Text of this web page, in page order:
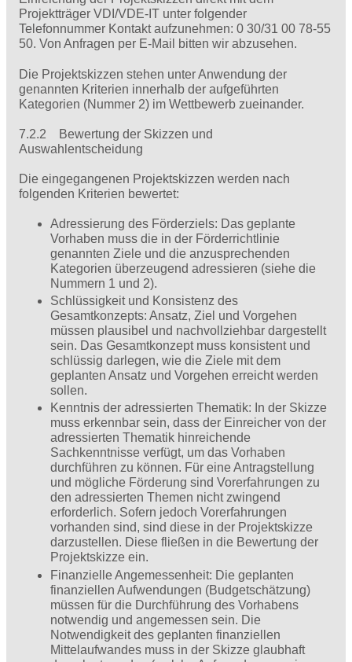
Projektträger VDI/VDE-IT unter folgender
Telefonnummer Kontakt aufzunehmen: 0 30/31 00 78-55
50. Von Anfragen per E-Mail bitten wir abzusehen.
Die Projektskizzen stehen unter Anwendung der
genannten Kriterien innerhalb der aufgeführten
Kategorien (Nummer 2) im Wettbewerb zueinander.
7.2.2 Bewertung der Skizzen und
Auswahlentscheidung
Die eingegangenen Projektskizzen werden nach
folgenden Kriterien bewertet:
Adressierung des Förderziels: Das geplante
Vorhaben muss die in der Förderrichtlinie
genannten Ziele und die anzusprechenden
Kategorien überzeugend adressieren (siehe die
Nummern 1 und 2).
Schlüssigkeit und Konsistenz des
Gesamtkonzepts: Ansatz, Ziel und Vorgehen
müssen plausibel und nachvollziehbar dargestellt
sein. Das Gesamtkonzept muss konsistent und
schlüssig darlegen, wie die Ziele mit dem
geplanten Ansatz und Vorgehen erreicht werden
sollen.
Kenntnis der adressierten Thematik: In der Skizze
muss erkennbar sein, dass der Einreicher von der
adressierten Thematik hinreichende
Sachkenntnisse verfügt, um das Vorhaben
durchführen zu können. Für eine Antragstellung
und mögliche Förderung sind Vorerfahrungen zu
den adressierten Themen nicht zwingend
erforderlich. Sofern jedoch Vorerfahrungen
vorhanden sind, sind diese in der Projektskizze
darzustellen. Diese fließen in die Bewertung der
Projektskizze ein.
Finanzielle Angemessenheit: Die geplanten
finanziellen Aufwendungen (Budgetschätzung)
müssen für die Durchführung des Vorhabens
notwendig und angemessen sein. Die
Notwendigkeit des geplanten finanziellen
Mittelaufwandes muss in der Skizze glaubhaft